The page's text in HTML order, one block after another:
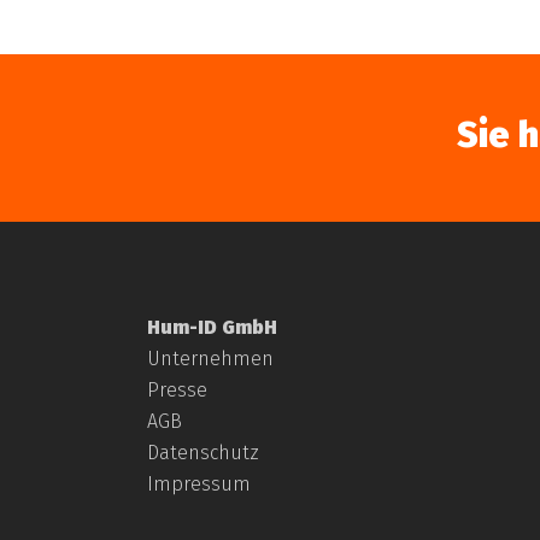
Sie
Hum-ID GmbH
Unternehmen
Presse
AGB
Datenschutz
Impressum